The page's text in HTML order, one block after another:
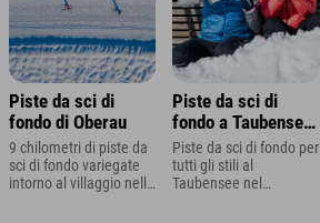
Piste da sci di
fondo di Oberau
9 chilometri di piste da
sci di fondo variegate
intorno al villaggio nelle
Piste da sci di
fondo a Taubensee
vicino a Ramsau
Piste da sci di fondo per
tutti gli stili al
Taubensee nel